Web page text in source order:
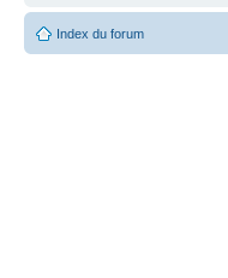
Index du forum